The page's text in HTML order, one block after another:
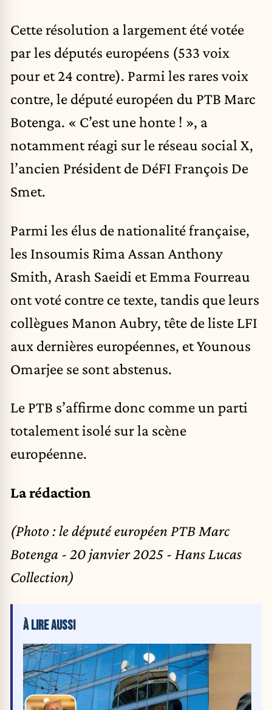
Cette résolution a largement été votée
par les députés européens (533 voix
pour et 24 contre). Parmi les rares voix
contre, le député européen du PTB Marc
Botenga. « C’est une honte ! », a
notamment réagi sur le réseau social X,
l’ancien Président de DéFI François De
Smet.
Parmi les élus de nationalité française,
les Insoumis Rima Assan Anthony
Smith, Arash Saeidi et Emma Fourreau
ont voté contre ce texte, tandis que leurs
collègues Manon Aubry, tête de liste LFI
aux dernières européennes, et Younous
Omarjee se sont abstenus.
Le PTB s’affirme donc comme un parti
totalement isolé sur la scène
européenne.
La rédaction
(Photo : le député européen PTB Marc
Botenga - 20 janvier 2025 - Hans Lucas
Collection)
À LIRE AUSSI